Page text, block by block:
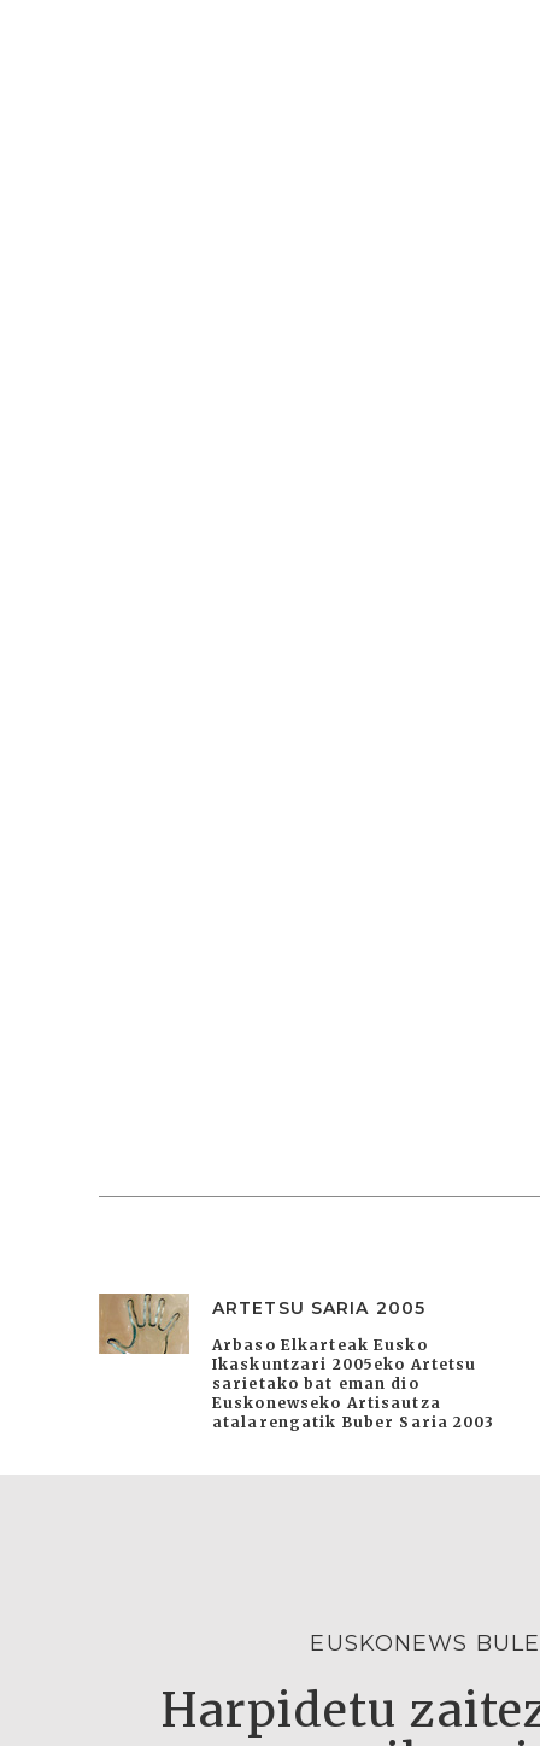
ARTETSU SARIA 2005
Arbaso Elkarteak Eusko
Ikaskuntzari 2005eko Artetsu
sarietako bat eman dio
Euskonewseko Artisautza
atalarengatik Buber Saria 2003
EUSKONEWS
Harpidetu